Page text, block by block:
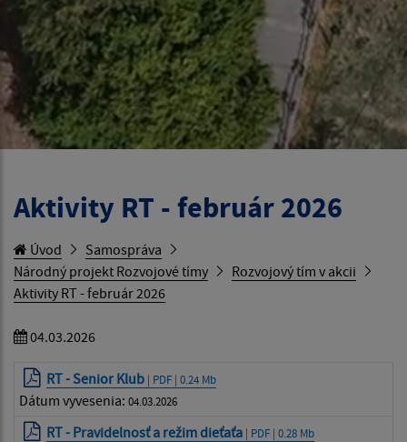
Aktivity RT - február 2026
Úvod
Samospráva
Národný projekt Rozvojové tímy
Rozvojový tím v akcii
Aktivity RT - február 2026
04.03.2026
RT - Senior Klub | PDF | 0.24 Mb
Dátum vyvesenia: 04.03.2026
RT - Pravidelnosť a režim dieťaťa | PDF | 0.28 Mb